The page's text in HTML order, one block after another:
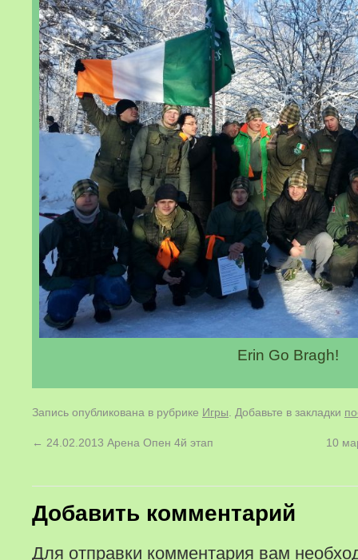
Erin Go Bragh!
Запись опубликована в рубрике Игры . Добавьте в закладки
← 24.02.2013 Арена Опен 4й этап 10
Добавить комментарий
Для отправки комментария вам